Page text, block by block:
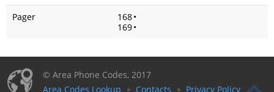
Pager
168•
169•
© Area Phone Codes, 2017
Area Codes Lookup
Contacts Privacy Policy